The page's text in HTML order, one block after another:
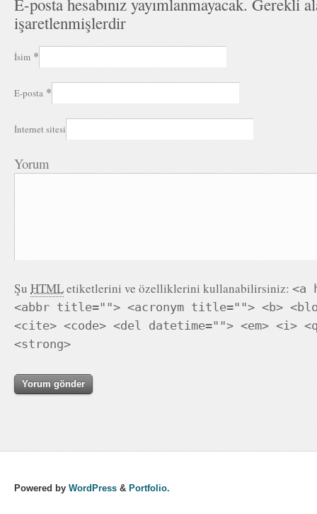
E-posta hesabınız yayımlanmayacak. Gerekli
işaretlenmişlerdir
İsim *
E-posta *
İnternet sitesi
Yorum
Şu HTMLetiketlerini ve özelliklerini kullanabilirsiniz: <a
<abbr title=""> <acronym title=""> <b>
<cite> <code> <del datetime=""> <em> <i>
<strong>
Powered by WordPress & Portfolio.